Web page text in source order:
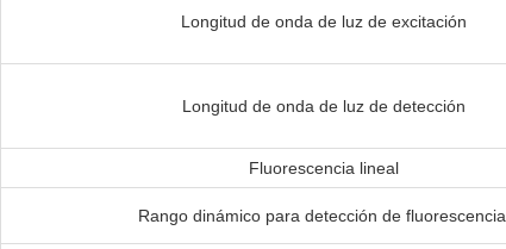
Longitud de onda de luz de excitación
Longitud de onda de luz de detección
Fluorescencia lineal
Rango dinámico para detección de fluorescencia.